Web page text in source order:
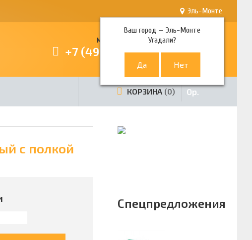
Эль-Монте
Ваш город —Эль-Монте
Угадали?
Многоканальный телефон
+7 (499) 380-80-80
КОРЗИНА 0 0р.
с полкой
Спецпредложения